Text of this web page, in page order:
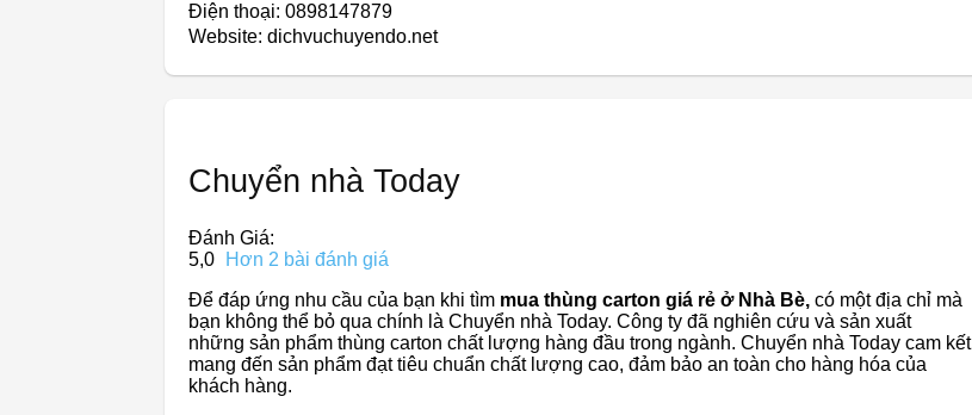
Điện thoại: 0898147879
Website: dichvuchuyendo.net
Chuyển nhà Today
Đánh Giá:
5,0
Hơn 2 bài đánh giá
Để đáp ứng nhu cầu của bạn khi tìm mua thùng carton giá rẻ ở Nhà Bè, có một địa chỉ mà
bạn không thể bỏ qua chính là Chuyển nhà Today. Công ty đã nghiên cứu và sản xuất
những sản phẩm thùng carton chất lượng hàng đầu trong ngành. Chuyển nhà Today cam kết
mang đến sản phẩm đạt tiêu chuẩn chất lượng cao, đảm bảo an toàn cho hàng hóa của
khách hàng.